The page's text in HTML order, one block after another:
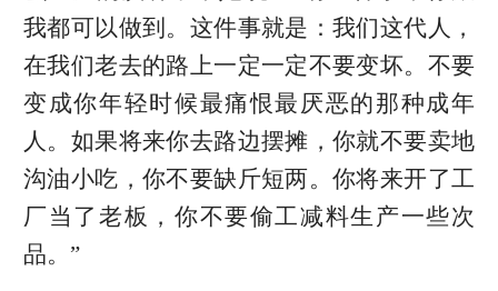
我都可以做到。这件事就是：我们这代人，
在我们老去的路上一定一定不要变坏。不要
变成你年轻时候最痛恨最厌恶的那种成年
人。如果将来你去路边摆摊，你就不要卖地
沟油小吃，你不要缺斤短两。你将来开了工
厂当了老板，你不要偷工减料生产一些次
品。”